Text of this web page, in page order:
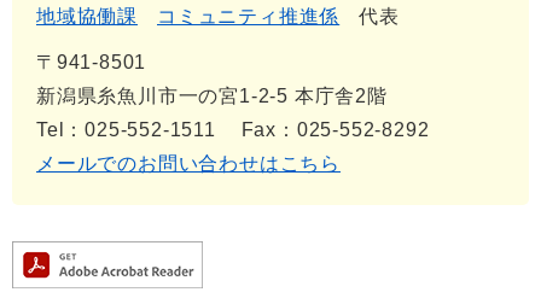
地域協働課 コミュニティ推進係 代表
〒941-8501
新潟県糸魚川市一の宮1-2-5 本庁舎2階
Tel：025-552-1511
Fax：025-552-8292
メールでのお問い合わせはこちら